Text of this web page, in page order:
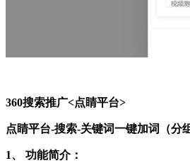
360搜索推广<点睛平台>
点睛平台-搜索-关键词一键加词（分
1、 功能简介：